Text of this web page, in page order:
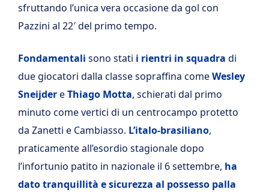
sfruttando l’unica vera occasione da gol con
Pazzini al 22′ del primo tempo.
Fondamentali sono stati i rientri in squadra di
due giocatori dalla classe sopraffina comeWesley
SneijdereThiago Motta, schierati dal primo
minuto come vertici di un centrocampo protetto
da Zanetti e Cambiasso. L’italo-brasiliano,
praticamente all’esordio stagionale dopo
l’infortunio patito in nazionale il 6 settembre, ha
dato tranquillità e sicurezza al possesso palla